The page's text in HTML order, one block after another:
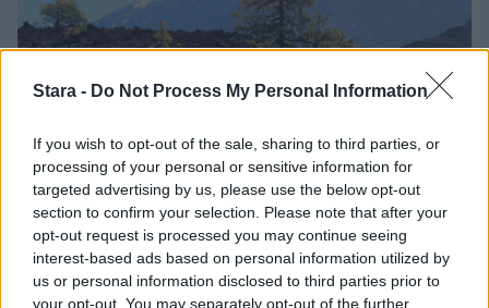
Stara - Do Not Process My Personal Information
If you wish to opt-out of the sale, sharing to third parties, or
processing of your personal or sensitive information for
targeted advertising by us, please use the below opt-out
section to confirm your selection. Please note that after your
opt-out request is processed you may continue seeing
interest-based ads based on personal information utilized by
us or personal information disclosed to third parties prior to
your opt-out. You may separately opt-out of the further
MATKAILU
Teneriffalla 550 pientä
maanjäristystä – tutkijat
kommentoivat riskejä